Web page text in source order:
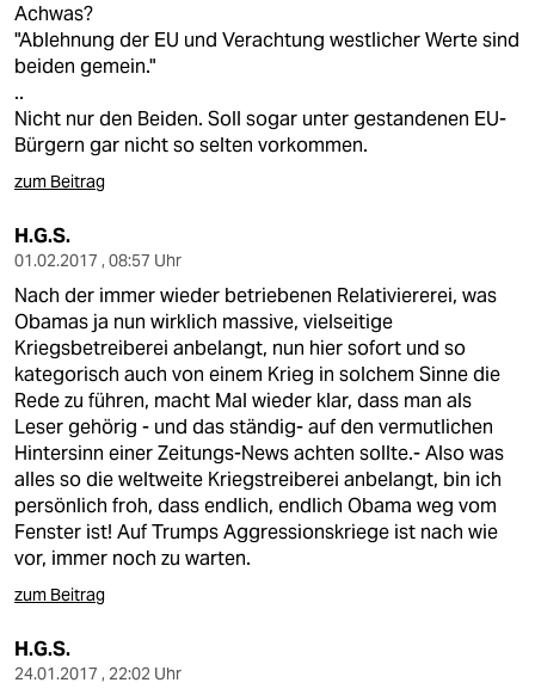
Achwas?
"Ablehnung der EU und Verachtung westlicher Werte sind
beiden gemein."
..
Nicht nur den Beiden. Soll sogar unter gestandenen EU-
Bürgern gar nicht so selten vorkommen.
zum Beitrag
H.G.S.
01.02.2017 , 08:57 Uhr
Nach der immer wieder betriebenen Relativiererei, was
Obamas ja nun wirklich massive, vielseitige
Kriegsbetreiberei anbelangt, nun hier sofort und so
kategorisch auch von einem Krieg in solchem Sinne die
Rede zu führen, macht Mal wieder klar, dass man als
Leser gehörig - und das ständig- auf den vermutlichen
Hintersinn einer Zeitungs-News achten sollte.- Also was
alles so die weltweite Kriegstreiberei anbelangt, bin ich
persönlich froh, dass endlich, endlich Obama weg vom
Fenster ist! Auf Trumps Aggressionskriege ist nach wie
vor, immer noch zu warten.
zum Beitrag
H.G.S.
24.01.2017 , 22:02 Uhr